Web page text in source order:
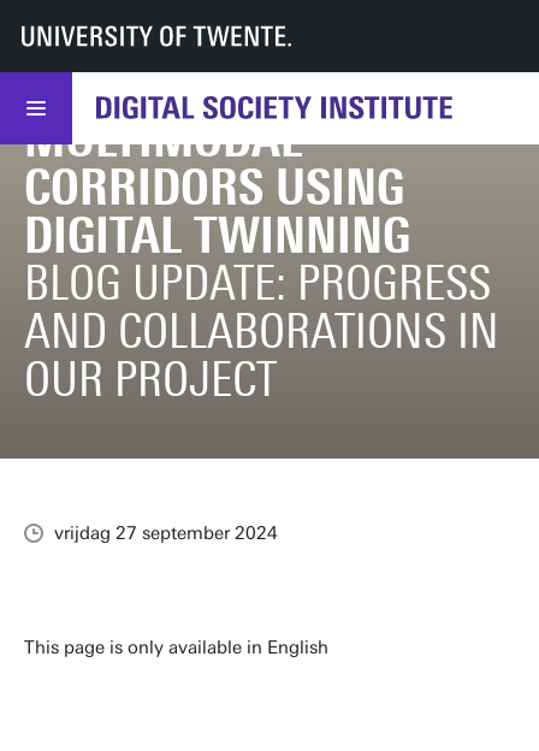
UT DSI DSI
Nieuws
December Editie Transitioning towards resilient multimodal corridors
TRANSITIONING
TOWARDS RESILIENT
MULTIMODAL
CORRIDORS USING
DIGITAL TWINNING
BLOG UPDATE: PROGRESS
AND COLLABORATIONS IN
OUR PROJECT
vrijdag 27 september 2024
This page is only available in English